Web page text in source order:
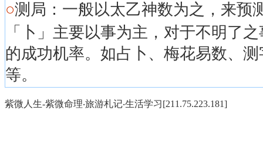
○测局：一般以太乙神数为之，来预
「卜」主要以事为主，对于不明了
的成功机率。如占卜、梅花易数、
等。
紫微人生-紫微命理‧旅游札记‧生活学习[211.75.223.181]